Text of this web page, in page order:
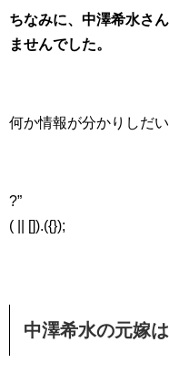
ちなみに、中澤希水さ
ませんでした。
何か情報が分かりしだ
?”
( || []).({});
中澤希水の元嫁